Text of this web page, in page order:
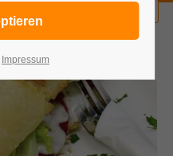
bestellen
Impressum